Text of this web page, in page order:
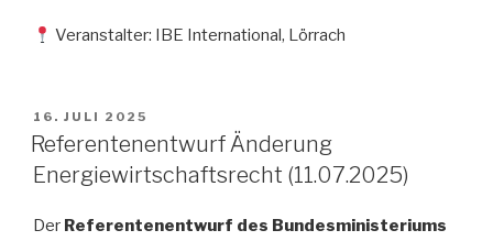
Veranstalter: IBE International, Lörrach
VERÖFFENTLICHT
AM
16. JULI 2025
Referentenentwurf Änderung
Energiewirtschaftsrecht (11.07.2025)
Der Referentenentwurf des Bundesministeriums